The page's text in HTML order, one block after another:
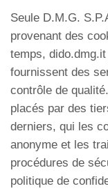
Seule D.M.G.
provenant des
temps,
fournissent des
contrôle de
placés par des
derniers, qui les
anonyme et les
procédures de
politique de